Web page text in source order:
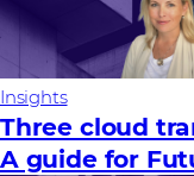
Insights
Three cloud
A guide for